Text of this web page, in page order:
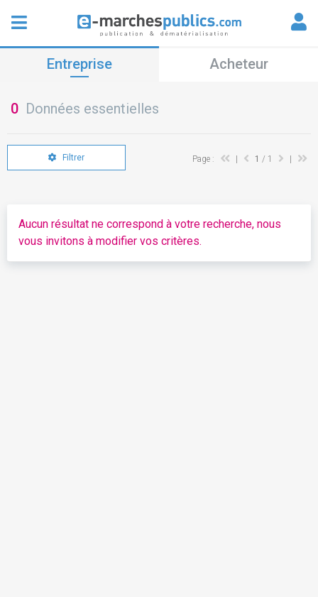
Entreprise Acheteur
0 Données essentielles
Filtrer Page : 1 / 1
Aucun résultat ne correspond à votre recherche, nous
vous invitons à modifier vos critères.